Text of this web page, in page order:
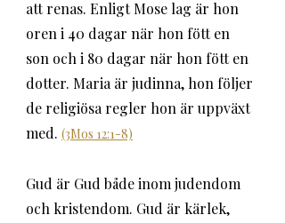
att renas. Enligt Mose lag är hon
oren i 40 dagar när hon fött en
son och i 80 dagar när hon fött en
dotter. Maria är judinna, hon följer
de religiösa regler hon är uppväxt
med. (3Mos 12:1-8)
Gud är Gud både inom judendom
och kristendom. Gud är kärlek,